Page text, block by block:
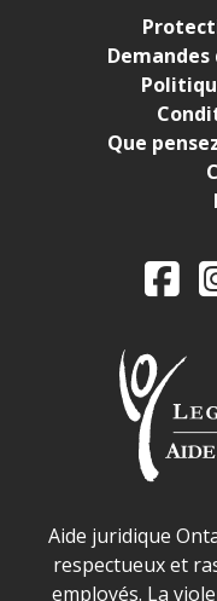
Demandes
Que
Déclaration sur
Aide juridique
respectueux et
employés. La